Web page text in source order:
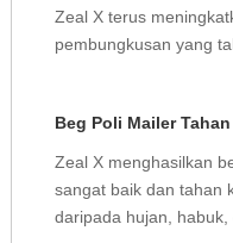
Zeal X terus
pembungkusan yang
Beg Poli Mailer
Zeal X menghasilkan
sangat baik dan tahan
daripada hujan,